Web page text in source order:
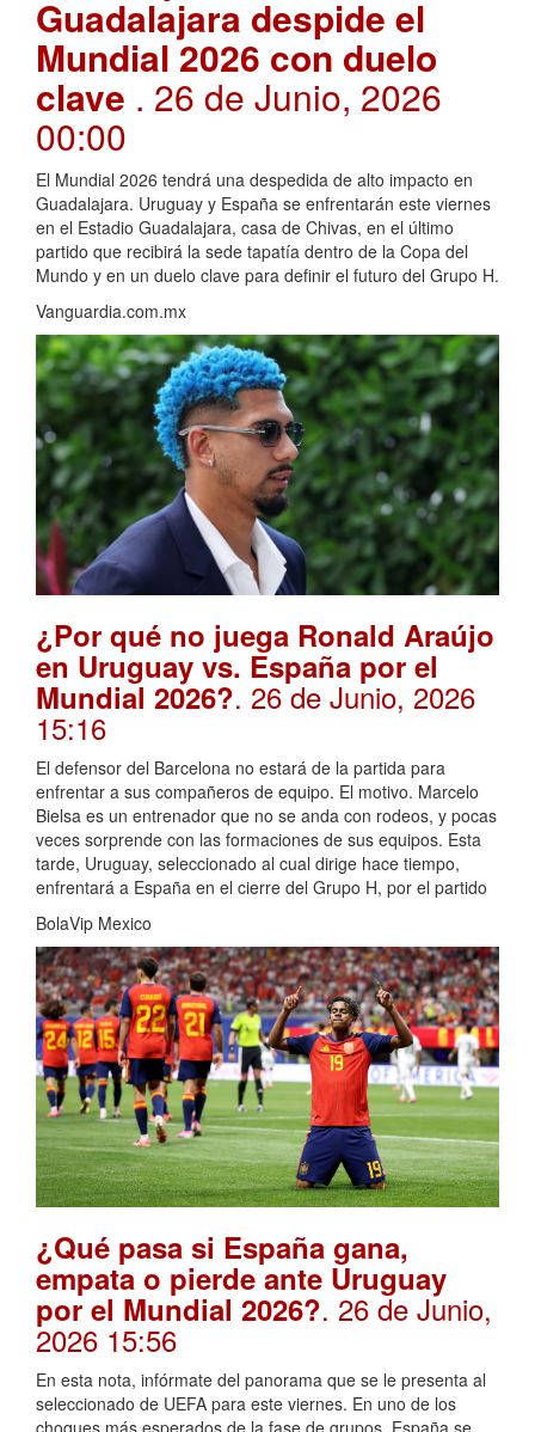
Guadalajara despide el
Mundial 2026 con duelo
clave . 26 de Junio, 2026
00:00
El Mundial 2026 tendrá una despedida de alto impacto en
Guadalajara. Uruguay y España se enfrentarán este viernes
en el Estadio Guadalajara, casa de Chivas, en el último
partido que recibirá la sede tapatía dentro de la Copa del
Mundo y en un duelo clave para definir el futuro del Grupo H.
Vanguardia.com.mx
¿Por qué no juega Ronald Araújo
en Uruguay vs. España por el
Mundial 2026?. 26 de Junio, 2026
15:16
El defensor del Barcelona no estará de la partida para
enfrentar a sus compañeros de equipo. El motivo. Marcelo
Bielsa es un entrenador que no se anda con rodeos, y pocas
veces sorprende con las formaciones de sus equipos. Esta
tarde, Uruguay, seleccionado al cual dirige hace tiempo,
enfrentará a España en el cierre del Grupo H, por el partido
BolaVip Mexico
¿Qué pasa si España gana,
empata o pierde ante Uruguay
por el Mundial 2026?. 26 de Junio,
2026 15:56
En esta nota, infórmate del panorama que se le presenta al
seleccionado de UEFA para este viernes. En uno de los